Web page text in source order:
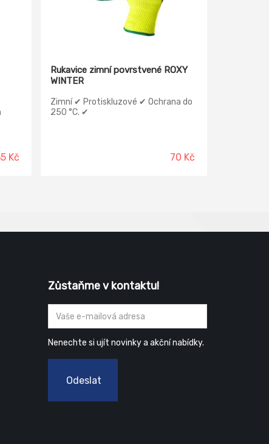
Kč
Rukavice zimní povrstvené ROXY
WINTER
Zimní ✔ Protiskluzové ✔ Ochrana do
250 °C. ✔
70 Kč
Zůstaňme v kontaktu!
Nenechte si ujít novinky a akční nabídky.
Odeslat